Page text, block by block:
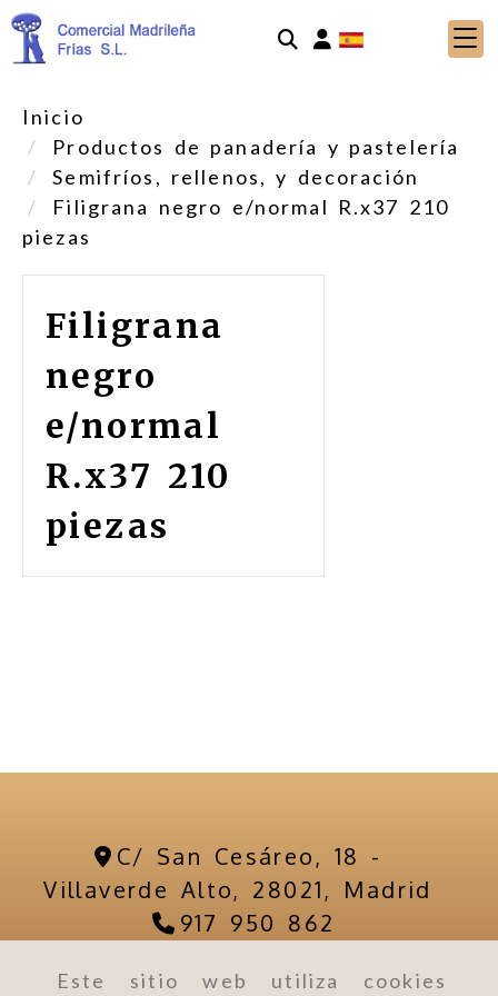
Este sitio web utiliza cookies
Identifícate
Inicio
Productos de panadería y pastelería
Semifríos, rellenos, y decoración
Filigrana negro e/normal R.x37 210
piezas
Filigrana
negro
e/normal
R.x37 210
piezas
C/ San Cesáreo, 18 -
Villaverde Alto, 28021, Madrid
917 950 862